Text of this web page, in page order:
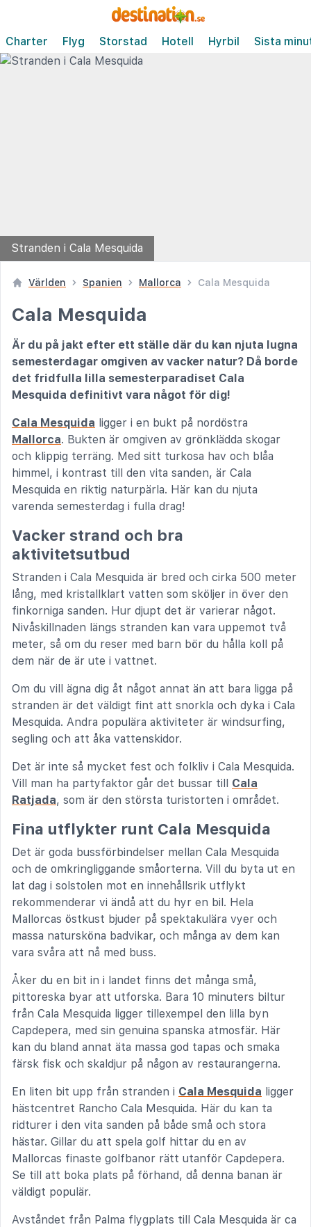
Charter Flyg Storstad Hotell Hyrbil Sista
Stranden i Cala Mesquida
Världen Spanien Mallorca Cala Mesquida
Cala Mesquida
Är du på jakt efter ett ställe där du kan njuta lugna
semesterdagar omgiven av vacker natur? Då borde
det fridfulla lilla semesterparadiset Cala
Mesquida definitivt vara något för dig!
Cala Mesquida ligger i en bukt på nordöstra
Mallorca. Bukten är omgiven av grönklädda skogar
och klippig terräng. Med sitt turkosa hav och blåa
himmel, i kontrast till den vita sanden, är Cala
Mesquida en riktig naturpärla. Här kan du njuta
varenda semesterdag i fulla drag!
Vacker strand och bra
aktivitetsutbud
Stranden i Cala Mesquida är bred och cirka 500 meter
lång, med kristallklart vatten som sköljer in över den
finkorniga sanden. Hur djupt det är varierar något.
Nivåskillnaden längs stranden kan vara uppemot två
meter, så om du reser med barn bör du hålla koll på
dem när de är ute i vattnet.
Om du vill ägna dig åt något annat än att bara ligga på
stranden är det väldigt fint att snorkla och dyka i Cala
Mesquida. Andra populära aktiviteter är windsurfing,
segling och att åka vattenskidor.
Det är inte så mycket fest och folkliv i Cala Mesquida.
Vill man ha partyfaktor går det bussar till Cala
Ratjada, som är den största turistorten i området.
Fina utflykter runt Cala Mesquida
Det är goda bussförbindelser mellan Cala Mesquida
och de omkringliggande småorterna. Vill du byta ut en
lat dag i solstolen mot en innehållsrik utflykt
rekommenderar vi ändå att du hyr en bil. Hela
Mallorcas östkust bjuder på spektakulära vyer och
massa natursköna badvikar, och många av dem kan
vara svåra att nå med buss.
Åker du en bit in i landet finns det många små,
pittoreska byar att utforska. Bara 10 minuters biltur
från Cala Mesquida ligger tillexempel den lilla byn
Capdepera, med sin genuina spanska atmosfär. Här
kan du bland annat äta massa god tapas och smaka
färsk fisk och skaldjur på någon av restaurangerna.
En liten bit upp från stranden i Cala Mesquida ligger
hästcentret Rancho Cala Mesquida. Här du kan ta
ridturer i den vita sanden på både små och stora
hästar. Gillar du att spela golf hittar du en av
Mallorcas finaste golfbanor rätt utanför Capdepera.
Se till att boka plats på förhand, då denna banan är
väldigt populär.
Avståndet från Palma flygplats till Cala Mesquida är ca